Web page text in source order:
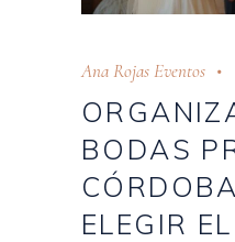
Ana Rojas Eventos
BODAS
ELEGIR